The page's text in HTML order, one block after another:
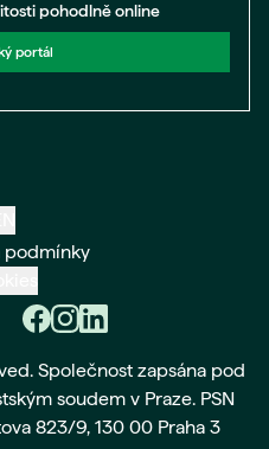
pohodlně online
portál
podmínky
Společnost zapsána pod
soudem v Praze. PSN
823/9, 130 00 Praha 3